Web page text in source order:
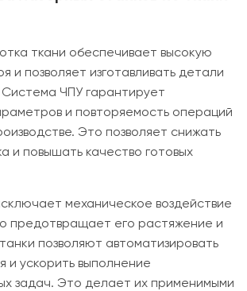
ткани обеспечивает высокую
и позволяет изготавливать детали
ЧПУ гарантирует
и повторяемость операций
Это позволяет снижать
и повышать качество готовых
механическое воздействие
предотвращает его растяжение и
позволяют автоматизировать
и ускорить выполнение
задач. Это делает их применимыми